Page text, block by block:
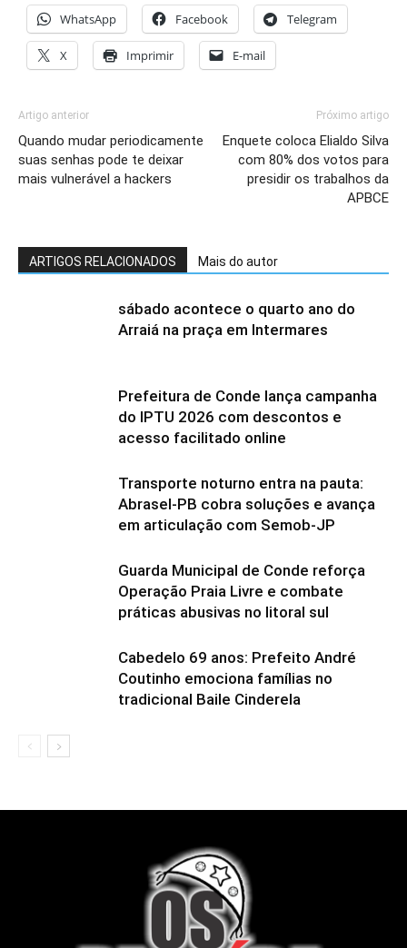
WhatsApp Facebook Telegram
X Imprimir E-mail
Artigo anterior
Quando mudar periodicamente
suas senhas pode te deixar
mais vulnerável a hackers
Próximo artigo
Enquete coloca Elialdo Silva
com 80% dos votos para
presidir os trabalhos da
APBCE
ARTIGOS RELACIONADOS Mais do autor
sábado acontece o quarto ano do
Arraiá na praça em Intermares
Prefeitura de Conde lança campanha
do IPTU 2026 com descontos e
acesso facilitado online
Transporte noturno entra na pauta:
Abrasel-PB cobra soluções e avança
em articulação com Semob-JP
Guarda Municipal de Conde reforça
Operação Praia Livre e combate
práticas abusivas no litoral sul
Cabedelo 69 anos: Prefeito André
Coutinho emociona famílias no
tradicional Baile Cinderela